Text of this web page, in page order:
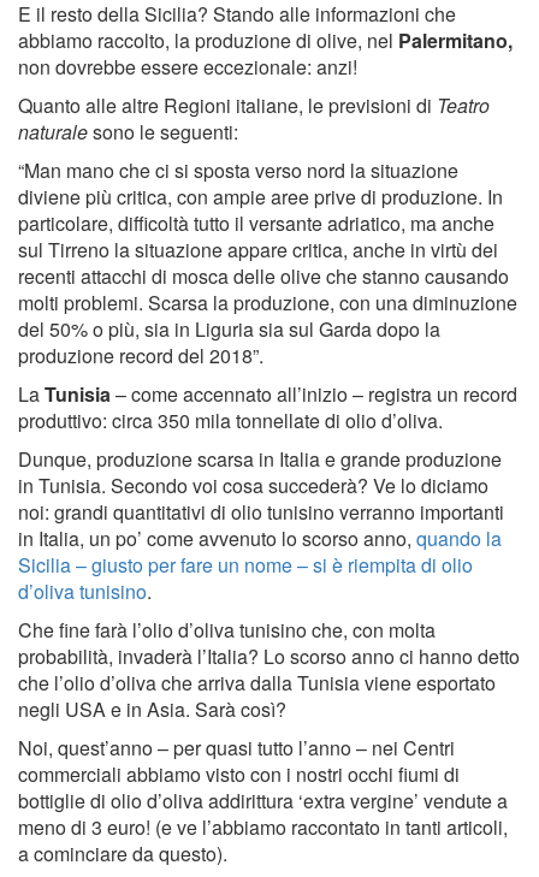
E il resto della Sicilia? Stando alle informazioni che
abbiamo raccolto, la produzione di olive, nel Palermitano,
non dovrebbe essere eccezionale: anzi!
Quanto alle altre Regioni italiane, le previsioni di Teatro
naturalesono le seguenti:
“Man mano che ci si sposta verso nord la situazione
diviene più critica, con ampie aree prive di produzione. In
particolare, difficoltà tutto il versante adriatico, ma anche
sul Tirreno la situazione appare critica, anche in virtù dei
recenti attacchi di mosca delle olive che stanno causando
molti problemi. Scarsa la produzione, con una diminuzione
del 50% o più, sia in Liguria sia sul Garda dopo la
produzione record del 2018”.
LaTunisia– come accennato all’inizio – registra un record
produttivo: circa 350 mila tonnellate di olio d’oliva.
Dunque, produzione scarsa in Italia e grande produzione
in Tunisia. Secondo voi cosa succederà? Ve lo diciamo
noi: grandi quantitativi di olio tunisino verranno importanti
in Italia, un po’ come avvenuto lo scorso anno, quando la
Sicilia – giusto per fare un nome – si è riempita di olio
d’oliva tunisino.
Che fine farà l’olio d’oliva tunisino che, con molta
probabilità, invaderà l’Italia? Lo scorso anno ci hanno detto
che l’olio d’oliva che arriva dalla Tunisia viene esportato
negli USA e in Asia. Sarà così?
Noi, quest’anno – per quasi tutto l’anno – nei Centri
commerciali abbiamo visto con i nostri occhi fiumi di
bottiglie di olio d’oliva addirittura ‘extra vergine’ vendute a
meno di 3 euro! (e ve l’abbiamo raccontato in tanti articoli,
a cominciare da questo).